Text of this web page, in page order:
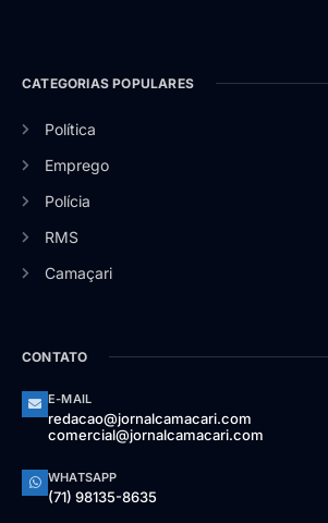
CATEGORIAS POPULARES
Política
Emprego
Polícia
RMS
Camaçari
CONTATO
E-MAIL
redacao@jornalcamacari.com
comercial@jornalcamacari.com
WHATSAPP
(71) 98135-8635